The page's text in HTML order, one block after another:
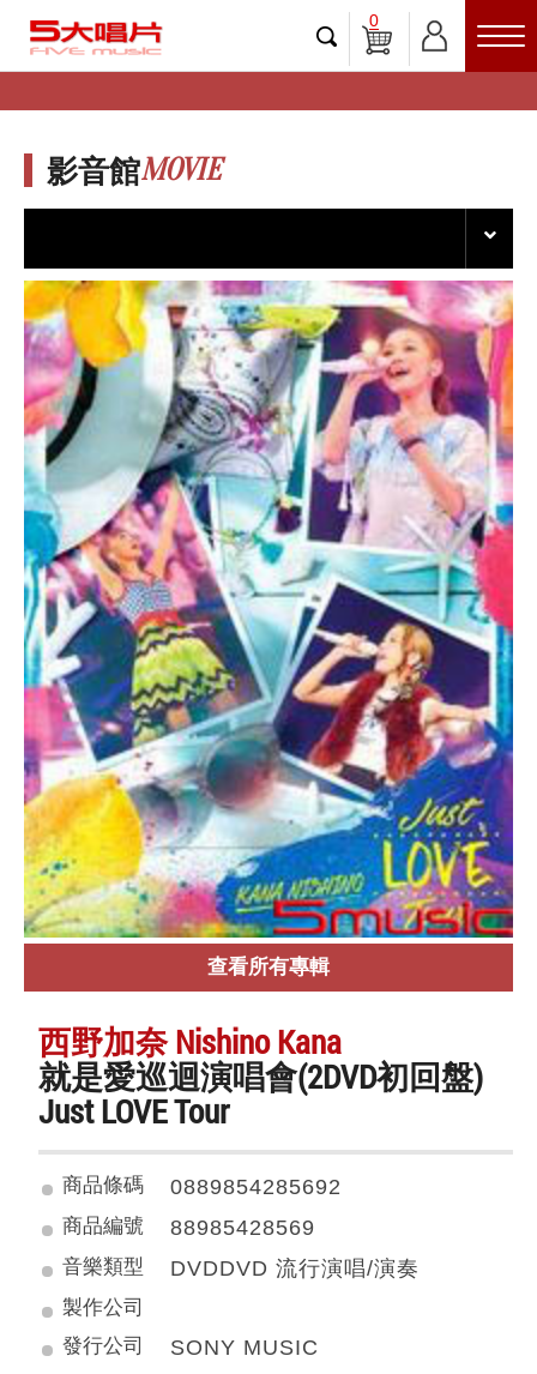
0
影音館MOVIE
查看所有專輯
西野加奈 Nishino Kana
就是愛巡迴演唱會(2DVD初回盤)
Just LOVE Tour
商品條碼 0889854285692
商品編號 88985428569
音樂類型 DVDDVD 流行演唱/演奏
製作公司
發行公司
SONY MUSIC